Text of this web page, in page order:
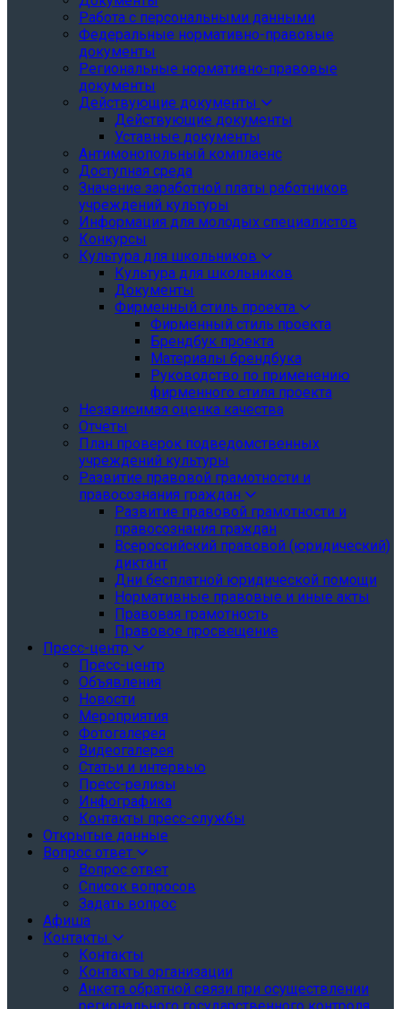
Работа с персональными данными
Федеральные нормативно-правовые
документы
Региональные нормативно-правовые
документы
Действующие документы
Действующие документы
Уставные документы
Антимонопольный комплаенс
Доступная среда
Значение заработной платы работников
учреждений культуры
Информация для молодых специалистов
Конкурсы
Культура для школьников
Культура для школьников
Документы
Фирменный стиль проекта
Фирменный стиль проекта
Брендбук проекта
Материалы брендбука
Руководство по применению
фирменного стиля проекта
Независимая оценка качества
Отчеты
План проверок подведомственных
учреждений культуры
Развитие правовой грамотности и
правосознания граждан
Развитие правовой грамотности и
правосознания граждан
Всероссийский правовой (юридический)
диктант
Дни бесплатной юридической помощи
Нормативные правовые и иные акты
Правовая грамотность
Правовое просвещение
Пресс-центр
Пресс-центр
Объявления
Новости
Мероприятия
Фотогалерея
Видеогалерея
Статьи и интервью
Пресс-релизы
Инфографика
Контакты пресс-службы
Открытые данные
Вопрос ответ
Вопрос ответ
Список вопросов
Задать вопрос
Афиша
Контакты
Контакты
Контакты организации
Анкета обратной связи при осуществлении